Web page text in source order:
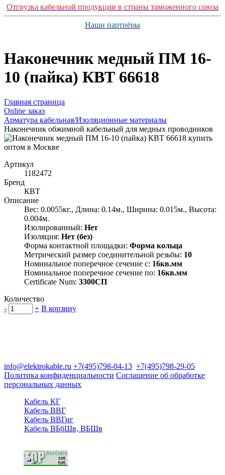
Отгрузка кабельной продукции в страны таможенного союза
Наши партнёры
Наконечник медный ПМ 16-
10 (пайка) КВТ 66618
Главная страница
Оnline заказ
Арматура кабельная/Изоляционные материалы
Наконечник обжимной кабельный для медных проводников
Артикул
1182472
Бренд
КВТ
Описание
Вес: 0.0055кг., Длина: 0.14м., Ширина: 0.015м., Высота:
0.004м.
Изолированный: Нет
Изоляция: Нет (без)
Форма контактной площадки: Форма кольца
Метрический размер соединительной резьбы: 10
Номинальное поперечное сечение с: 16кв.мм
Номинальное поперечное сечение по: 16кв.мм
Certificate Num: 3300СП
Количество
-
+ В корзину
info@elektrokable.ru +7(495)798-04-13 +7(495)798-29-05
Политика конфиденциальности Соглашение об обработке
персональных данных
Кабель КГ
Кабель ВВГ
Кабель ВВГнг
Кабель ВБбШв, ВБШв